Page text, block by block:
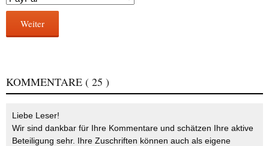
Weiter
KOMMENTARE ( 25 )
Liebe Leser!
Wir sind dankbar für Ihre Kommentare und schätzen Ihre aktive
Beteiligung sehr. Ihre Zuschriften können auch als eigene